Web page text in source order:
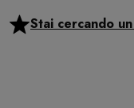
Stai cercando